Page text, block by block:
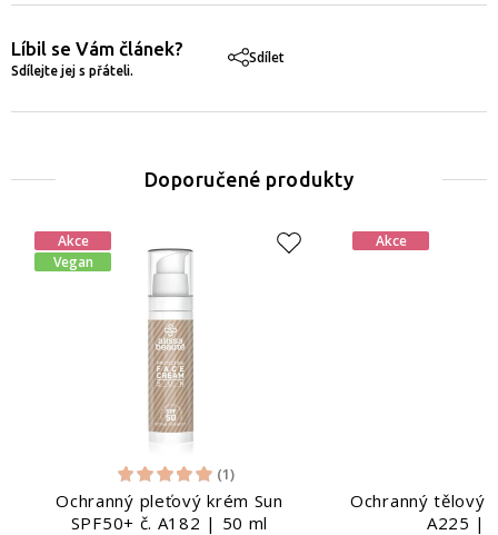
Líbil se Vám článek?
Sdílejte jej s přáteli.
Sdílet
Doporučené produkty
Akce
Vegan
(1)
Ochranný pleťový krém Sun
SPF50+ č. A182 | 50 ml
Akce
Ochranný tělový
A225 |